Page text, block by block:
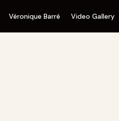
Véronique Barré Video Gallery